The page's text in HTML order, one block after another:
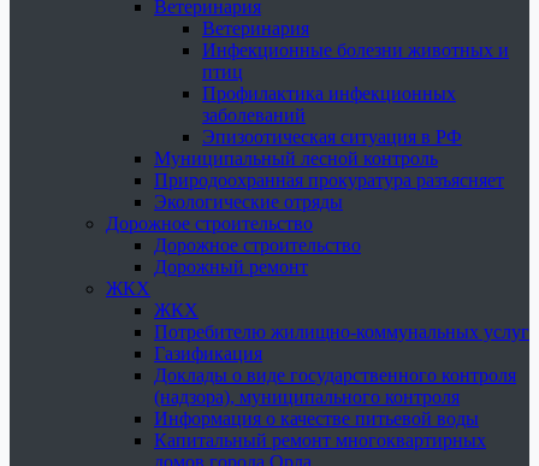
Ветеринария
Ветеринария
Инфекционные болезни животных и
птиц
Профилактика инфекционных
заболеваний
Эпизоотическая ситуация в РФ
Муниципальный лесной контроль
Природоохранная прокуратура разъясняет
Экологические отряды
Дорожное строительство
Дорожное строительство
Дорожный ремонт
ЖКХ
ЖКХ
Потребителю жилищно-коммунальных услуг
Газификация
Доклады о виде государственного контроля
(надзора), муниципального контроля
Информация о качестве питьевой воды
Капитальный ремонт многоквартирных
домов города Орла